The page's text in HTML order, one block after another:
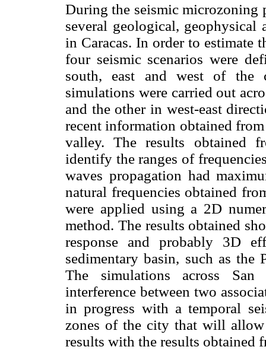
During the seismic microzoning
several geological, geophysical
in Caracas. In order to estimate
four seismic scenarios were
south, east and west of the
simulations were carried out
and the other in west-east
recent information obtained
valley. The results obtained
identify the ranges of
waves propagation had
natural frequencies obtained
were applied using a 2D
method. The results obtained
response and probably 3D
sedimentary basin, such as the
The simulations across
interference between two
in progress with a temporal
zones of the city that will
results with the results obtained